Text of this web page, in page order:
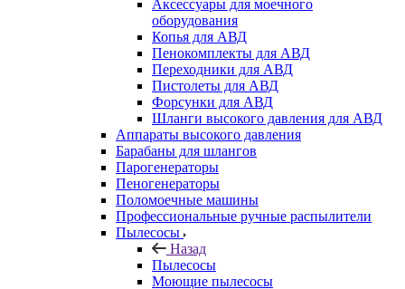
Аксессуары для моечного
оборудования
Копья для АВД
Пенокомплекты для АВД
Переходники для АВД
Пистолеты для АВД
Форсунки для АВД
Шланги высокого давления для АВД
Аппараты высокого давления
Барабаны для шлангов
Парогенераторы
Пеногенераторы
Поломоечные машины
Профессиональные ручные распылители
Пылесосы
Назад
Пылесосы
Моющие пылесосы